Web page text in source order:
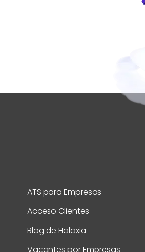
ATS para Empresas
Acceso Clientes
Blog de Halaxia
Vacantes por Empresas